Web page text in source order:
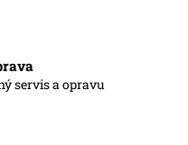
servis a opravu